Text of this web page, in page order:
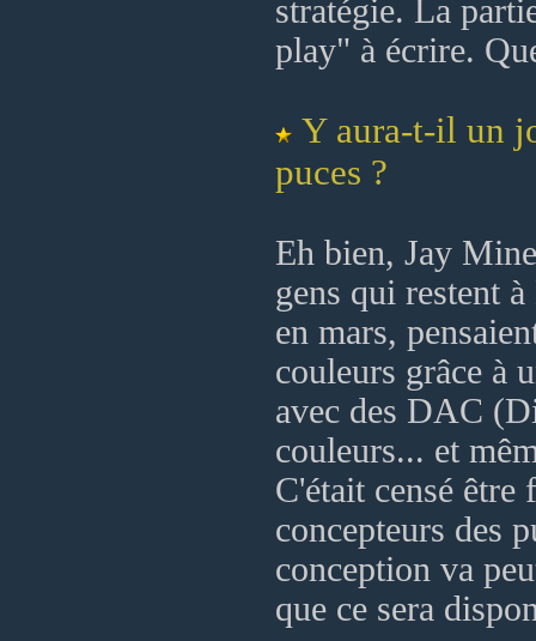
stratégie. La
play" à écrire.
Y aura-t-il un
puces ?
Eh bien, Jay
gens qui restent
en mars,
couleurs grâce à
avec des DAC
couleurs... et
C'était censé
concepteurs des
conception va
que ce sera